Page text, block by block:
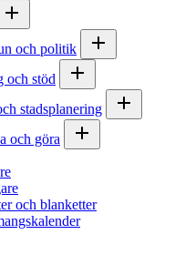
och politik
och stöd
stadsplanering
och göra
och blanketter